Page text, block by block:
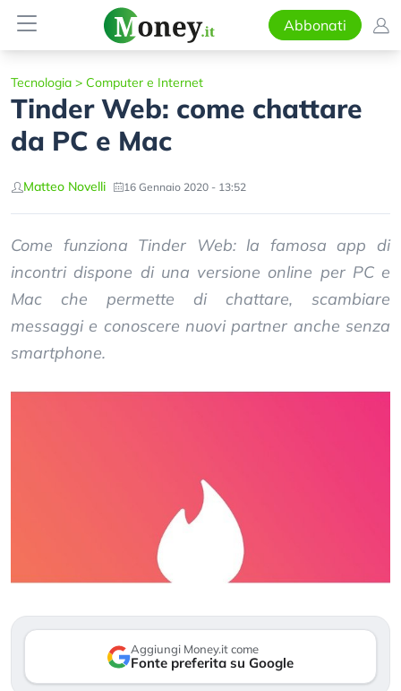
Abbonati
Tecnologia > Computer e Internet
Tinder Web: come chattare
da PC e Mac
Matteo Novelli 16 Gennaio 2020 - 13:52
Come funziona Tinder Web: la famosa app di
incontri dispone di una versione online per PC e
Mac che permette di chattare, scambiare
messaggi e conoscere nuovi partner anche senza
smartphone.
Aggiungi Money.it come
Fonte preferita su Google